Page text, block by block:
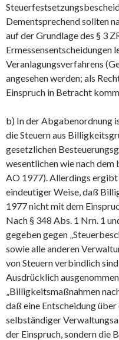
Dementsprechend sollten
auf der Grundlage des § 3
Ermessensentscheidungen
Veranlagungsverfahrens
angesehen werden; als
Einspruch in Betracht
b) In der Abgabenordnung
die Steuern aus
gesetzlichen
wesentlichen wie nach
AO 1977). Allerdings ergibt
eindeutiger Weise, daß
1977 nicht mit dem
Nach § 348 Abs. 1 Nrn. 1
gegeben gegen
sowie alle anderen
von Steuern verbindlich
Ausdrücklich
„Billigkeitsmaßnahmen
daß eine Entscheidung
selbständiger
der Einspruch, sondern die